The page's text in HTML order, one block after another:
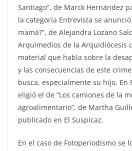
Santiago”, de Marck Hernández
la categoría Entrevista se anunció
mamá?”, de Alejandra Lozano
Arquimedios de la Arquidiócesis
material que habla sobre la
y las consecuencias de este
busca, especialmente su hijo. En
eligió el de “Los camiones de la
agroalimentario”, de Martha
publicado en El Suspicaz.
En el caso de Fotoperiodismo se